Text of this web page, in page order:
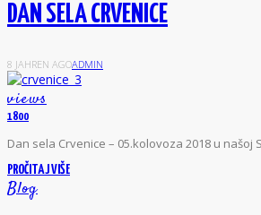
DAN SELA CRVENICE
8 JAHREN AGOADMIN
views
1800
Dan sela Crvenice – 05.kolovoza 2018 u našoj
PROČITAJ VIŠE
Blog